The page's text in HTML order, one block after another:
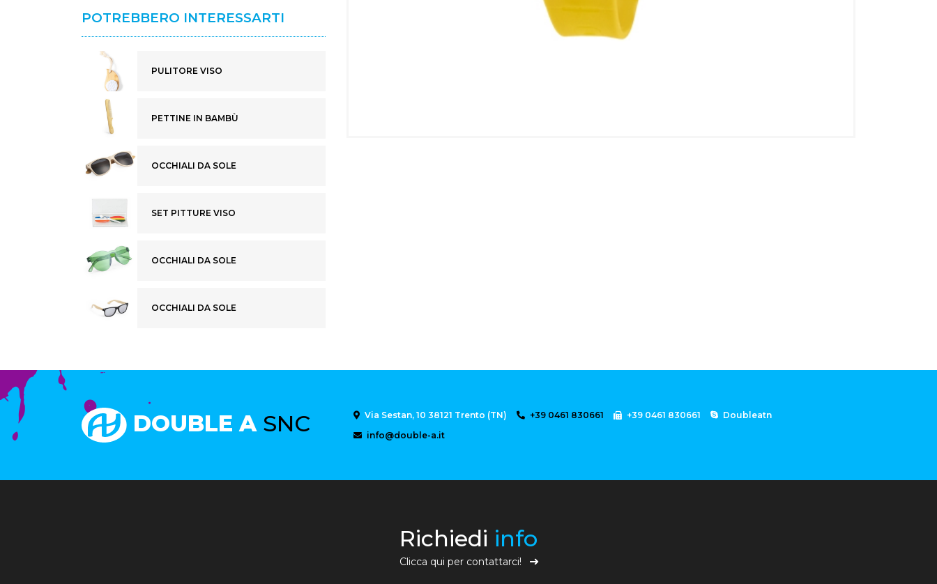
POTREBBERO INTERESSARTI
PULITORE VISO
PETTINE IN BAMBÙ
OCCHIALI DA SOLE
SET PITTURE VISO
OCCHIALI DA SOLE
OCCHIALI DA SOLE
DOUBLE A SNC Via Sestan, 10 38121 Trento (TN) +39 0461 830661 +39 0461 830661
Doubleatn
info@double-a.it
Richiedi info
Clicca qui per contattarci!